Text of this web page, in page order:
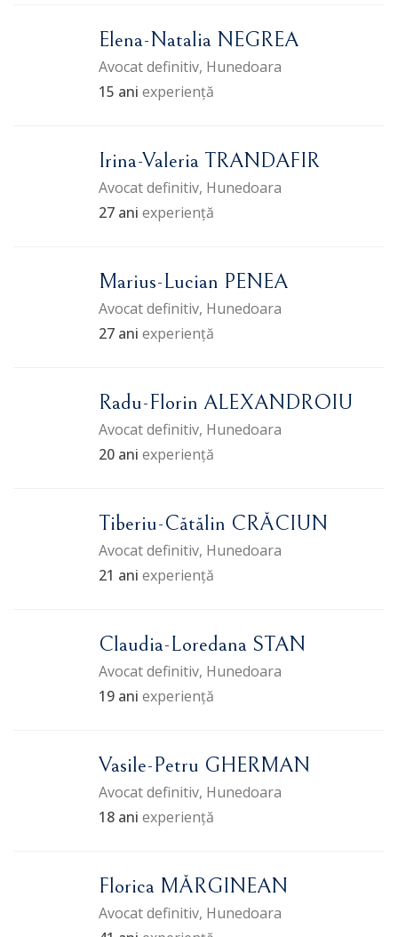
Elena-Natalia NEGREA
Avocat definitiv, Hunedoara
15 ani experiență
Irina-Valeria TRANDAFIR
Avocat definitiv, Hunedoara
27 ani experiență
Marius-Lucian PENEA
Avocat definitiv, Hunedoara
27 ani experiență
Radu-Florin ALEXANDROIU
Avocat definitiv, Hunedoara
20 ani experiență
Tiberiu-Cătălin CRĂCIUN
Avocat definitiv, Hunedoara
21 ani experiență
Claudia-Loredana STAN
Avocat definitiv, Hunedoara
19 ani experiență
Vasile-Petru GHERMAN
Avocat definitiv, Hunedoara
18 ani experiență
Florica MĂRGINEAN
Avocat definitiv, Hunedoara